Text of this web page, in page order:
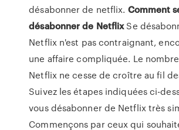
désabonner de netflix. Comment
désabonner de NetflixSe
Netflix n'est pas contraignant,
une affaire compliquée. Le
Netflix ne cesse de croître au fil
Suivez les étapes indiquées ci-
vous désabonner de Netflix très
Commençons par ceux qui